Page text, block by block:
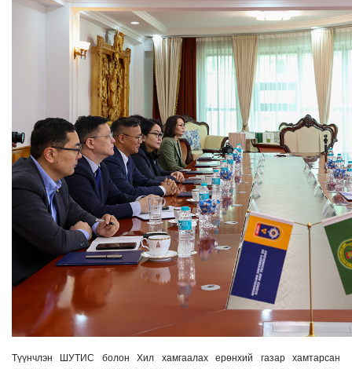
Түүнчлэн ШУТИС болон Хил хамгаалах ерөнхий газар хамтарсан